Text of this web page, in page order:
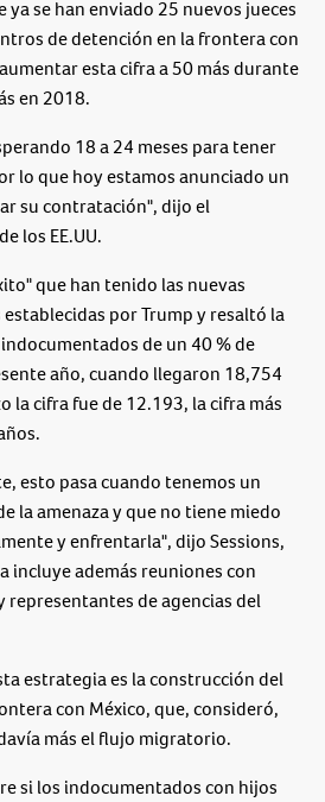
se han enviado 25 nuevos jueces
de detención en la frontera con
esta cifra a 50 más durante
en 2018.
18 a 24 meses para tener
lo que hoy estamos anunciado un
su contratación", dijo el
los EE.UU.
que han tenido las nuevas
por Trump y resaltó la
de un 40 % de
año, cuando llegaron 18,754
la cifra fue de 12.193, la cifra más
esto pasa cuando tenemos un
la amenaza y que no tiene miedo
y enfrentarla", dijo Sessions,
incluye además reuniones con
representantes de agencias del
estrategia es la construcción del
con México, que, consideró,
más el flujo migratorio.
si los indocumentados con hijos